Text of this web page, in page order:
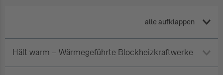
alle aufklappen
Hält warm – Wärmegeführte Blockheizkraftwerke